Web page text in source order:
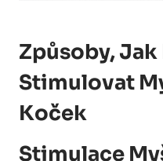
Způsoby,
Stimulovat
Koček
Stimulace